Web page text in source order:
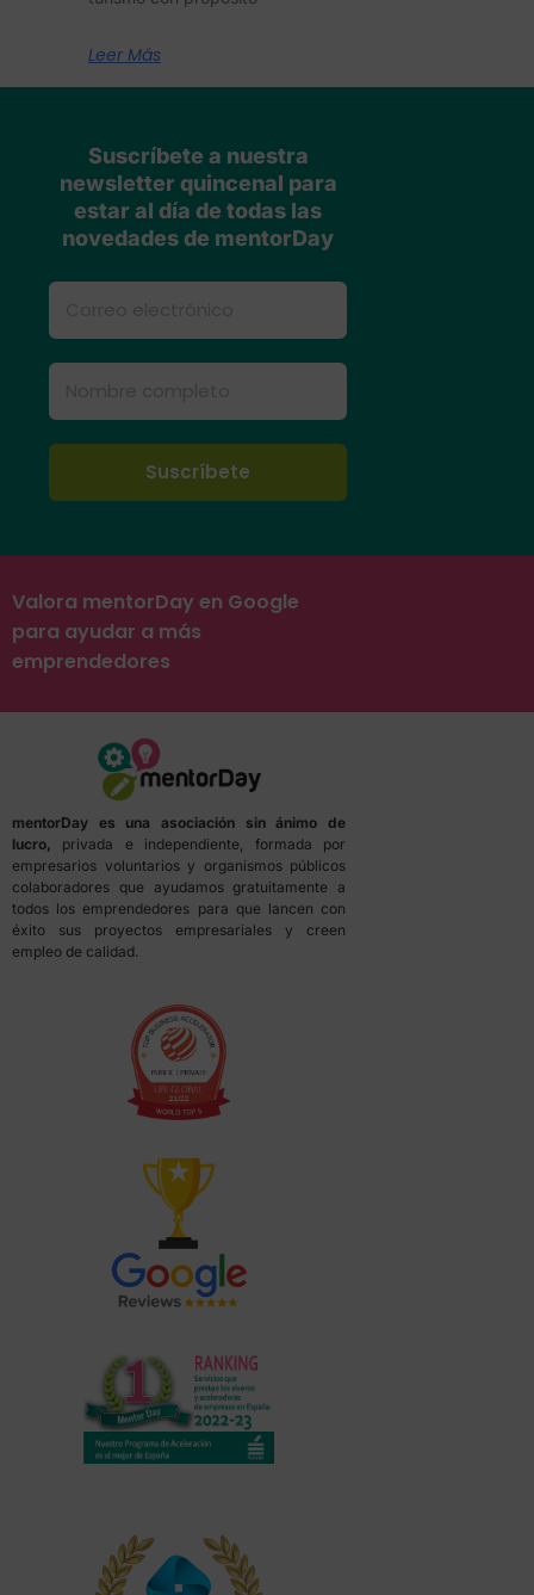
Leer Más
Suscríbete a nuestra
newsletter quincenal para
estar al día de todas las
novedades de mentorDay
Valora mentorDay en Google
para ayudar a más
emprendedores
mentorDay es una asociación sin ánimo de
lucro, privada e independiente, formada por
empresarios voluntarios y organismos públicos
colaboradores que ayudamos gratuitamente a
todos los emprendedores para que lancen con
éxito sus proyectos empresariales y creen
empleo de calidad.